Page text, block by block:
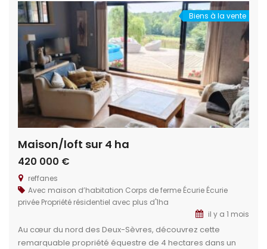
Biens à la vente
Maison/loft sur 4 ha
420 000 €
reffanes
Avec maison d’habitation Corps de ferme Écurie Écurie
privée Propriété résidentiel avec plus d'1ha
il y a 1 mois
Au cœur du nord des Deux-Sèvres, découvrez cette
remarquable propriété équestre de 4 hectares dans un